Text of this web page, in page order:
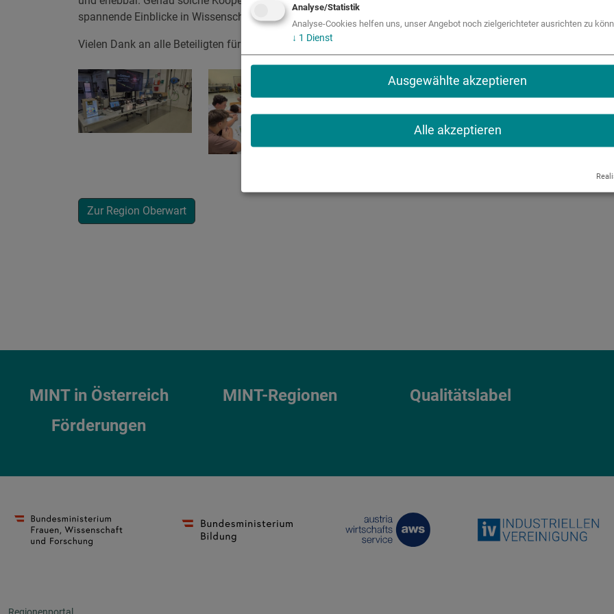
Analyse/Statistik
Analyse-Cookies helfen uns, unser Angebot noch zielgerichteter ausrichten zu
↓ 1 Dienst
Ausgewählte akzeptieren
Alle akzeptieren
spannende Einblicke in Wissenschaft und Technik und wecken Interesse an MINT-Themen.
Vielen Dank an alle Beteiligten für einen gelungenen Workshop-Tag! 👏
Zur Region Oberwart
MINT in Österreich MINT-Regionen Qualitätslabel
Förderungen
Regionenportal